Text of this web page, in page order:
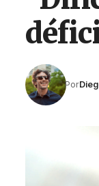
Por